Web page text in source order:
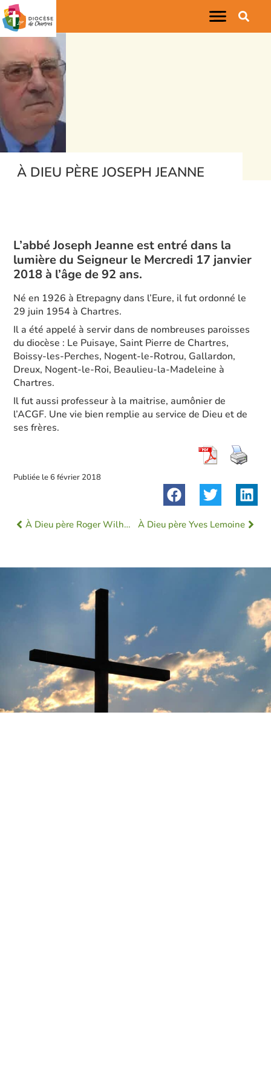
À DIEU PÈRE JOSEPH JEANNE
L’abbé Joseph Jeanne est entré dans la
lumière du Seigneur le Mercredi 17 janvier
2018 à l’âge de 92 ans.
Né en 1926 à Etrepagny dans l’Eure, il fut ordonné le
29 juin 1954 à Chartres.
Il a été appelé à servir dans de nombreuses paroisses
du diocèse : Le Puisaye, Saint Pierre de Chartres,
Boissy-les-Perches, Nogent-le-Rotrou, Gallardon,
Dreux, Nogent-le-Roi, Beaulieu-la-Madeleine à
Chartres.
Il fut aussi professeur à la maitrise, aumônier de
l’ACGF. Une vie bien remplie au service de Dieu et de
ses frères.
Publiée le6 février 2018
À Dieu père Roger Wilhelm À Dieu père Yves Lemoine